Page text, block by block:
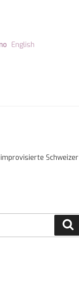
English
Schweizer